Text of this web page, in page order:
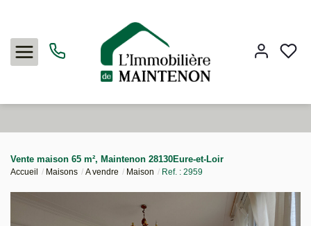
Louer
Vente maison 65 m², Maintenon 28130Eure-et-Loir
Accueil Maisons A vendre Maison Ref. : 2959